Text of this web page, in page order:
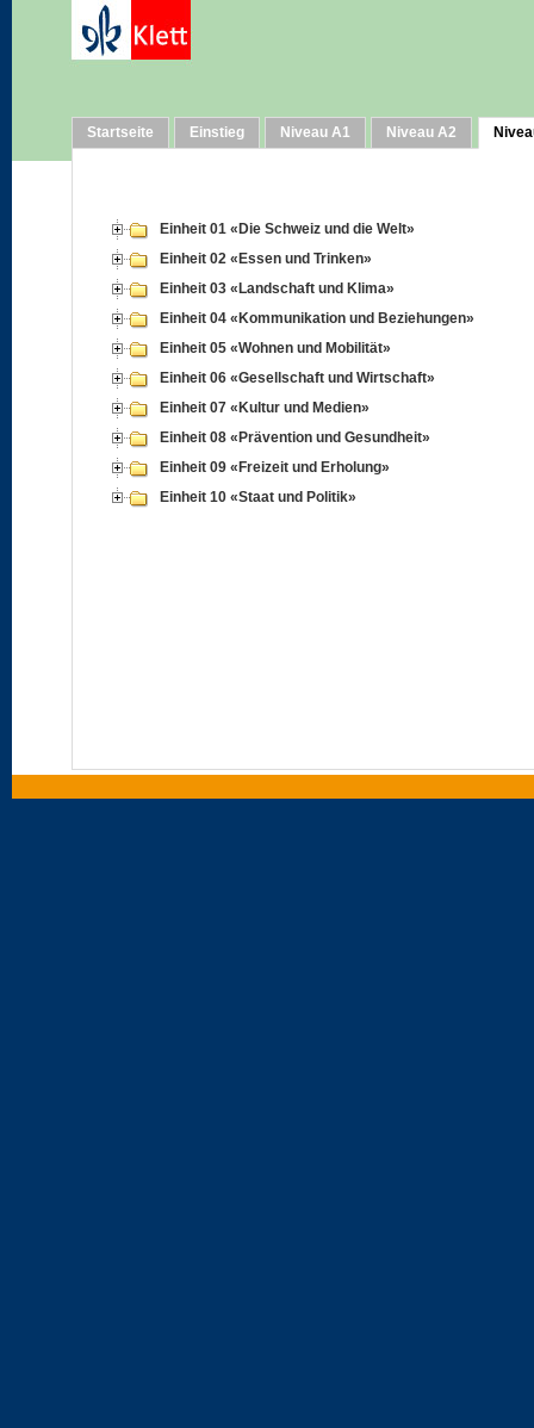
Startseite Einstieg Niveau A1 Niveau A2
Einheit 01 «Die Schweiz und die Welt»
Einheit 02 «Essen und Trinken»
Einheit 03 «Landschaft und Klima»
Einheit 04 «Kommunikation und Beziehungen»
Einheit 05 «Wohnen und Mobilität»
Einheit 06 «Gesellschaft und Wirtschaft»
Einheit 07 «Kultur und Medien»
Einheit 08 «Prävention und Gesundheit»
Einheit 09 «Freizeit und Erholung»
Einheit 10 «Staat und Politik»